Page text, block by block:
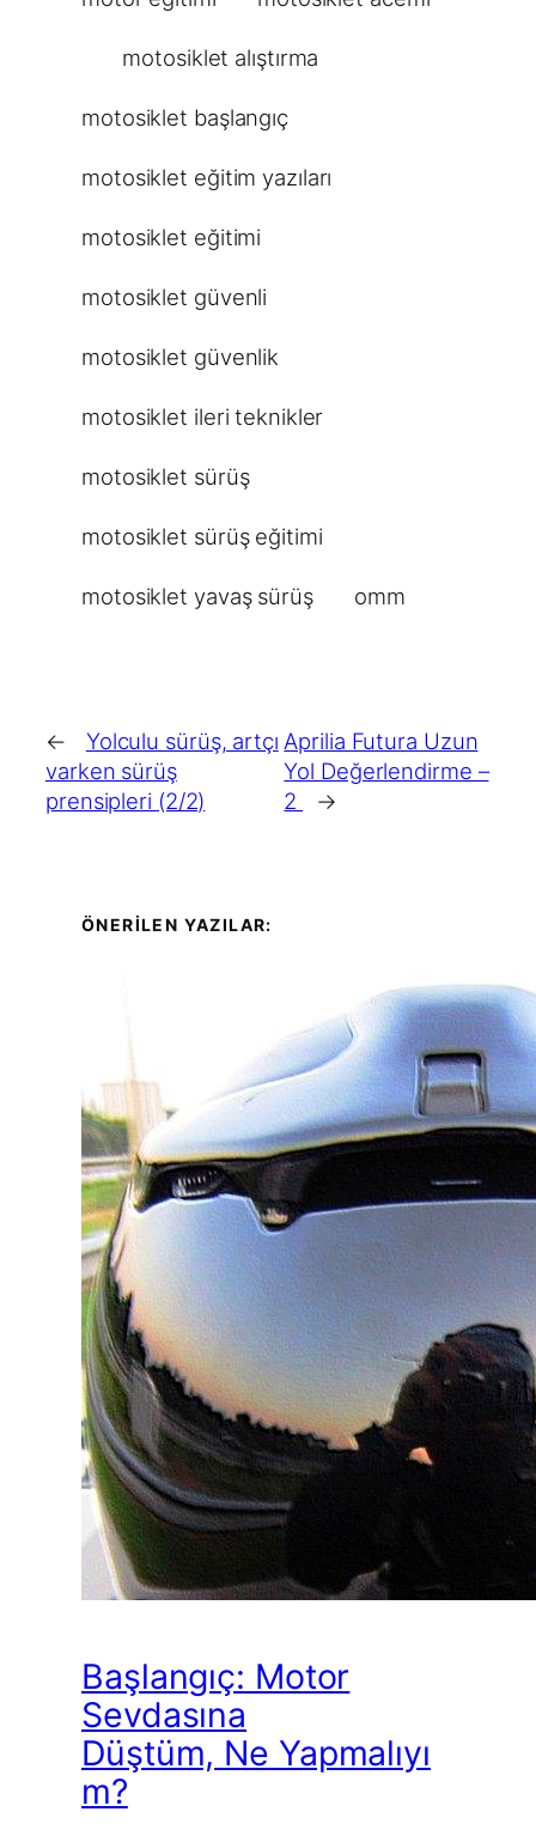
motosiklet alıştırma
motosiklet başlangıç
motosiklet eğitim yazıları
motosiklet eğitimi
motosiklet güvenli
motosiklet güvenlik
motosiklet ileri teknikler
motosiklet sürüş
motosiklet sürüş eğitimi
motosiklet yavaş sürüş omm
←
Yolculu sürüş, artçı
varken sürüş
prensipleri (2/2)
Aprilia Futura Uzun
Yol Değerlendirme –
2
→
ÖNERİLEN YAZILAR:
Başlangıç: Motor
Sevdasına
Düştüm, Ne Yapmalıyı
m?